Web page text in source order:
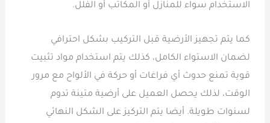
الاستخدام سواء للمنازل أو المكاتب أو الفلل.
كما يتم تجهيز الأرضية قبل التركيب بشكل احترافي
لضمان الاستواء الكامل، كذلك يتم استخدام مواد تثبيت
قوية تمنع حدوث أي فراغات أو حركة في الألواح مع مرور
الوقت، لذلك يحصل العميل على أرضية متينة تدوم
لسنوات طويلة. أيضا يتم التركيز على الشكل النهائي